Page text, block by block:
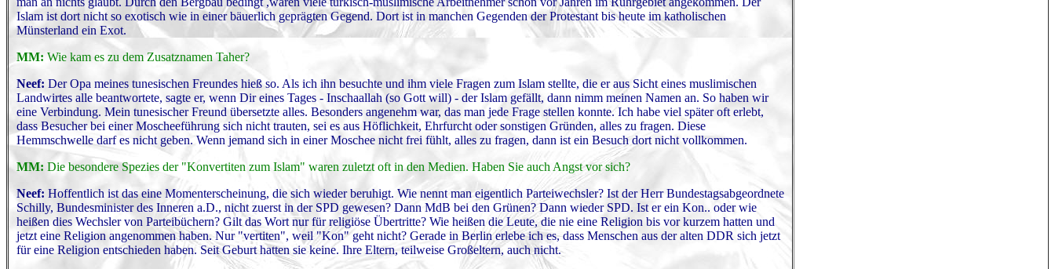
Islam ist dort nicht so exotisch wie in einer bäuerlich geprägten Gegend. Dort ist in manchen Gegenden der Protestant bis heute im katholischen
Münsterland ein Exot.
MM: Wie kam es zu dem Zusatznamen Taher?
Neef: Der Opa meines tunesischen Freundes hieß so. Als ich ihn besuchte und ihm viele Fragen zum Islam stellte, die er aus Sicht eines muslimischen
Landwirtes alle beantwortete, sagte er, wenn Dir eines Tages - Inschaallah (so Gott will) - der Islam gefällt, dann nimm meinen Namen an. So haben wir
eine Verbindung. Mein tunesischer Freund übersetzte alles. Besonders angenehm war, das man jede Frage stellen konnte. Ich habe viel später oft erlebt,
dass Besucher bei einer Moscheeführung sich nicht trauten, sei es aus Höflichkeit, Ehrfurcht oder sonstigen Gründen, alles zu fragen. Diese
Hemmschwelle darf es nicht geben. Wenn jemand sich in einer Moschee nicht frei fühlt, alles zu fragen, dann ist ein Besuch dort nicht vollkommen.
MM: Die besondere Spezies der "Konvertiten zum Islam" waren zuletzt oft in den Medien. Haben Sie auch Angst vor sich?
Neef: Hoffentlich ist das eine Momenterscheinung, die sich wieder beruhigt. Wie nennt man eigentlich Parteiwechsler? Ist der Herr Bundestagsabgeordnete
Schilly, Bundesminister des Inneren a.D., nicht zuerst in der SPD gewesen? Dann MdB bei den Grünen? Dann wieder SPD. Ist er ein Kon.. oder wie
heißen dies Wechsler von Parteibüchern? Gilt das Wort nur für religiöse Übertritte? Wie heißen die Leute, die nie eine Religion bis vor kurzem hatten und
jetzt eine Religion angenommen haben. Nur "vertiten", weil "Kon" geht nicht? Gerade in Berlin erlebe ich es, dass Menschen aus der alten DDR sich jetzt
für eine Religion entschieden haben. Seit Geburt hatten sie keine. Ihre Eltern, teilweise Großeltern, auch nicht.